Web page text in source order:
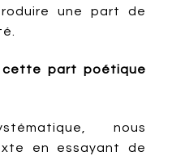
une part de
cette part poétique
nous
en essayant de